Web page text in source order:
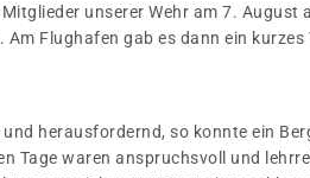
unserer Wehr am 7. August
Flughafen gab es dann ein kurzes
herausfordernd, so konnte ein
Tage waren anspruchsvoll und